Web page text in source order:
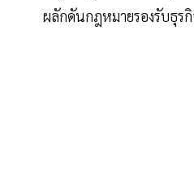
ผลักดันกฎหมายรองรับธุร